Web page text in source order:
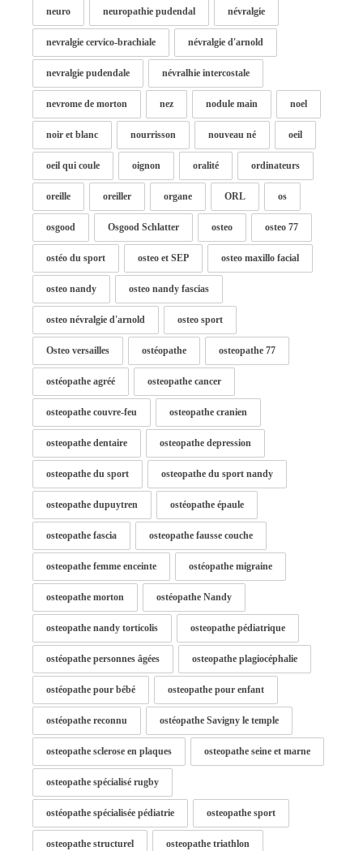
neuro neuropathie pudendal névralgie
nevralgie cervico-brachiale névralgie d'arnold
nevralgie pudendale névralhie intercostale
nevrome de morton nez nodule main noel
noir et blanc nourrisson nouveau né oeil
oeil qui coule oignon oralité ordinateurs
oreille oreiller organe ORL os
osgood Osgood Schlatter osteo osteo 77
ostéo du sport osteo et SEP osteo maxillo facial
osteo nandy osteo nandy fascias
osteo névralgie d'arnold osteo sport
Osteo versailles ostéopathe osteopathe 77
ostéopathe agréé osteopathe cancer
osteopathe couvre-feu osteopathe cranien
osteopathe dentaire osteopathe depression
osteopathe du sport osteopathe du sport nandy
osteopathe dupuytren ostéopathe épaule
osteopathe fascia osteopathe fausse couche
osteopathe femme enceinte ostéopathe migraine
osteopathe morton ostéopathe Nandy
osteopathe nandy torticolis osteopathe pédiatrique
ostéopathe personnes âgées osteopathe plagiocéphalie
ostéopathe pour bébé osteopathe pour enfant
ostéopathe reconnu ostéopathe Savigny le temple
osteopathe sclerose en plaques osteopathe seine et marne
osteopathe spécialisé rugby
ostéopathe spécialisée pédiatrie osteopathe sport
osteopathe structurel osteopathe triathlon